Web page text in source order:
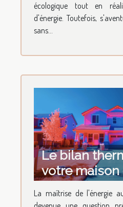
écologique tout en
d'énergie. Toutefois,
sans...
Le bilan
votre
le réaliser et
bénéfice
La maîtrise de l'énergie